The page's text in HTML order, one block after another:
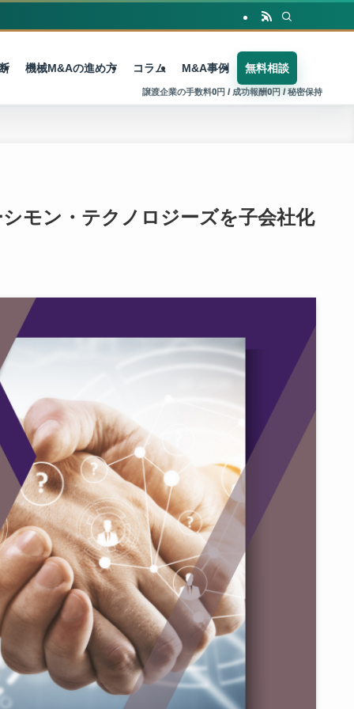
機械M&Aの進め方 コラム M&A事例 無料相談
モン・テクノロジーズを子会社化